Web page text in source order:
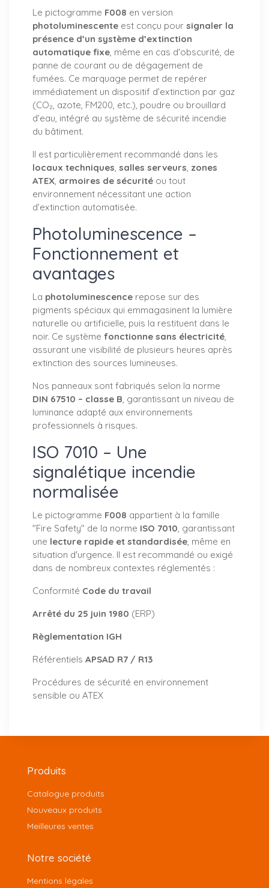
Le pictogramme F008 en version
photoluminescente est conçu pour signaler la
présence d’un système d’extinction
automatique fixe , même en cas d'obscurité, de
panne de courant ou de dégagement de
fumées. Ce marquage permet de repérer
immédiatement un dispositif d’extinction par gaz
(CO₂, azote, FM200, etc.), poudre ou brouillard
d’eau, intégré au système de sécurité incendie
du bâtiment.
Il est particulièrement recommandé dans les
locaux techniques salles serveurs zones
ATEX armoires de sécurité ou tout
environnement nécessitant une action
d’extinction automatisée.
Photoluminescence –
Fonctionnement et
avantages
La photoluminescence repose sur des
pigments spéciaux qui emmagasinent la lumière
naturelle ou artificielle, puis la restituent dans le
noir. Ce système fonctionne sans électricité
assurant une visibilité de plusieurs heures après
extinction des sources lumineuses.
Nos panneaux sont fabriqués selon la norme
DIN 67510 – classe B , garantissant un niveau de
luminance adapté aux environnements
professionnels à risques.
ISO 7010 – Une
signalétique incendie
normalisée
Le pictogramme F008 appartient à la famille
"Fire Safety" de la norme ISO 7010 , garantissant
une lecture rapide et standardisée , même en
situation d'urgence. Il est recommandé ou exigé
dans de nombreux contextes réglementés :
Conformité Code du travail
Arrêté du 25 juin 1980 (ERP)
Règlementation IGH
Référentiels APSAD R7 / R13
Procédures de sécurité en environnement
sensible ou ATEX
Produits
Catalogue produits
Nouveaux produits
Meilleures ventes
Notre société
Mentions légales